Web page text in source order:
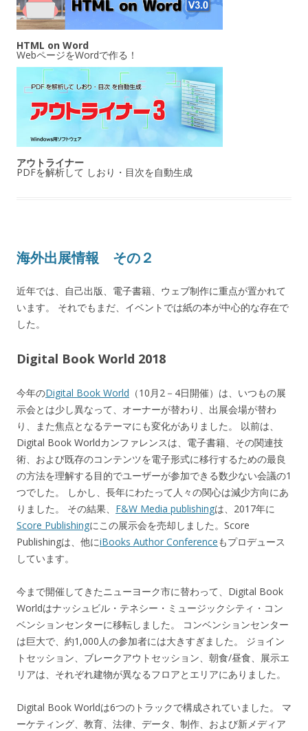
HTML on Word
WebページをWordで作る！
アウトライナー
PDFを解析して しおり・目次を自動生成
海外出展情報 その２
近年では、自己出版、電子書籍、ウェブ制作に重点が置かれて
います。 それでもまだ、イベントでは紙の本が中心的な存在で
した。
Digital Book World 2018
今年のDigital Book World （10月2－4日開催）は、いつもの展
示会とは少し異なって、オーナーが替わり、出展会場が替わ
り、また焦点となるテーマにも変化がありました。 以前は、
Digital Book Worldカンファレンスは、電子書籍、その関連技
術、および既存のコンテンツを電子形式に移行するための最良
の方法を理解する目的でユーザーが参加できる数少ない会議の1
つでした。 しかし、長年にわたって人々の関心は減少方向にあ
りました。 その結果、 F&W Media publishingは、2017年に
Score Publishingにこの展示会を売却しました。Score
Publishingは、他にiBooks Author Conferenceもプロデュース
しています。
今まで開催してきたニューヨーク市に替わって、Digital Book
Worldはナッシュビル・テネシー・ミュージックシティ・コン
ベンションセンターに移転しました。 コンベンションセンター
は巨大で、約1,000人の参加者には大きすぎました。 ジョイン
トセッション、ブレークアウトセッション、朝食/昼食、展示エ
リアは、それぞれ建物が異なるフロアとエリアにありました。
Digital Book Worldは6つのトラックで構成されていました。 マ
ーケティング、教育、法律、データ、制作、および新メディア